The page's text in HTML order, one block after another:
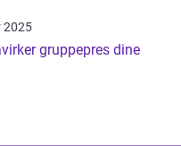
2025
gruppepres dine